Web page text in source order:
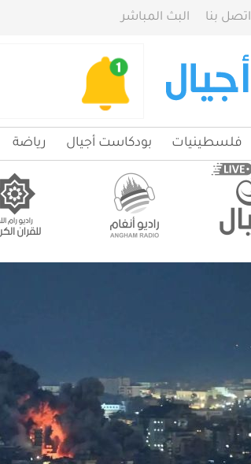
اتصل بنا البث المباشر
فلسطينيات بودكاست أجيال رياضة